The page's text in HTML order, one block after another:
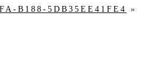
B188-5DB35EE41FE4 »